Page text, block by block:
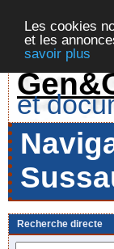
Les cookies
et les
savoir plus
et
Recherche directe